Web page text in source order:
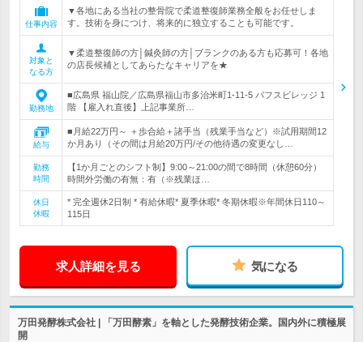
仕事内容
▼各地にある当社の整骨院で柔道整復師業務全般をお任せしま
す。技術を身につけ、将来的に独立することも可能です。
対象と
なる方
▼柔道整復師の方│鍼灸師の方│ブランクのある方も応募可！各地
の店長候補としてあらたなキャリアを★
勤務地
■広島県 福山院／広島県福山市多治米町1-11-5 パフスビレッジ 1
階 【雇入れ直後】上記事業所…
給与
■月給22万円～ ＋歩合給＋諸手当（残業手当など）※試用期間12
か月あり（その間は月給20万円/その他待遇の変更なし…
勤務
時間
【1か月ごとのシフト制】9:00～21:00の間で8時間（休憩60分）
時間外労働の有無：有（※残業ほ…
休日
休暇
* 完全週休2日制 * 有給休暇* 夏季休暇* 冬期休暇※年間休日110～
115日
求人詳細を見る 気になる
万田発酵株式会社 | 「万田酵素」を軸とした発酵技術企業。国内外に積極展
開